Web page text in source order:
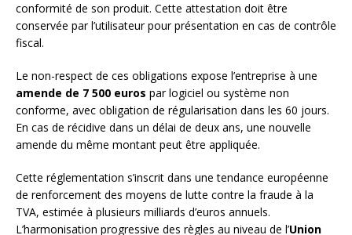
conformité de son produit. Cette attestation doit être
conservée par l’utilisateur pour présentation en cas de contrôle
fiscal.
Le non-respect de ces obligations expose l’entreprise à une
amende de 7 500 euros par logiciel ou système non
conforme, avec obligation de régularisation dans les 60 jours.
En cas de récidive dans un délai de deux ans, une nouvelle
amende du même montant peut être appliquée.
Cette réglementation s’inscrit dans une tendance européenne
de renforcement des moyens de lutte contre la fraude à la
TVA, estimée à plusieurs milliards d’euros annuels.
L’harmonisation progressive des règles au niveau de l’Union